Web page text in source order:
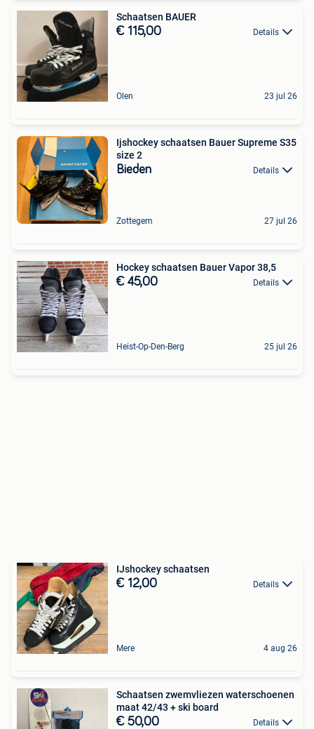
Schaatsen BAUER
€ 115,00 Details
Olen 23 jul 26
Ijshockey schaatsen Bauer Supreme S35
size 2
Bieden Details
Zottegem 27 jul 26
Hockey schaatsen Bauer Vapor 38,5
€ 45,00 Details
Heist-Op-Den-Berg 25 jul 26
IJshockey schaatsen
€ 12,00 Details
Mere 4 aug 26
Schaatsen zwemvliezen waterschoenen
maat 42/43 + ski board
€ 50,00 Details